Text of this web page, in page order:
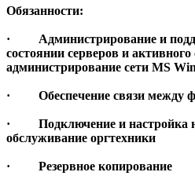
Обязанности:
· Администрирование и
состоянии серверов и активного
администрирование сети MS
· Обеспечение связи между
· Подключение и настройка
обслуживание оргтехники
· Резервное копирование